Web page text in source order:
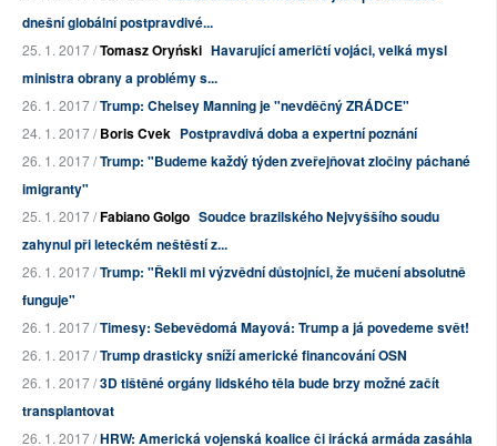
dnešní globální postpravdivé...
25. 1. 2017 /Tomasz Oryński Havarující američtí vojáci, velká mysl
ministra obrany a problémy s...
26. 1. 2017 /Trump: Chelsey Manning je "nevděčný ZRÁDCE"
24. 1. 2017 /Boris Cvek Postpravdivá doba a expertní poznání
26. 1. 2017 /Trump: "Budeme každý týden zveřejňovat zločiny páchané
imigranty"
25. 1. 2017 /Fabiano Golgo Soudce brazilského Nejvyššího soudu
zahynul při leteckém neštěstí z...
26. 1. 2017 /Trump: "Řekli mi výzvědní důstojníci, že mučení absolutně
funguje"
26. 1. 2017 /Timesy: Sebevědomá Mayová: Trump a já povedeme svět!
26. 1. 2017 /Trump drasticky sníží americké financování OSN
26. 1. 2017 /3D tištěné orgány lidského těla bude brzy možné začít
transplantovat
26. 1. 2017 /HRW: Americká vojenská koalice či irácká armáda zasáhla